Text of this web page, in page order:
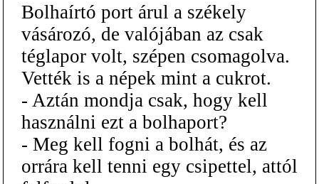
Bolhaírtó port árul a székely
vásározó, de valójában az csak
téglapor volt, szépen csomagolva.
Vették is a népek mint a cukrot.
- Aztán mondja csak, hogy kell
használni ezt a bolhaport?
- Meg kell fogni a bolhát, és az
orrára kell tenni egy csipettel, attól